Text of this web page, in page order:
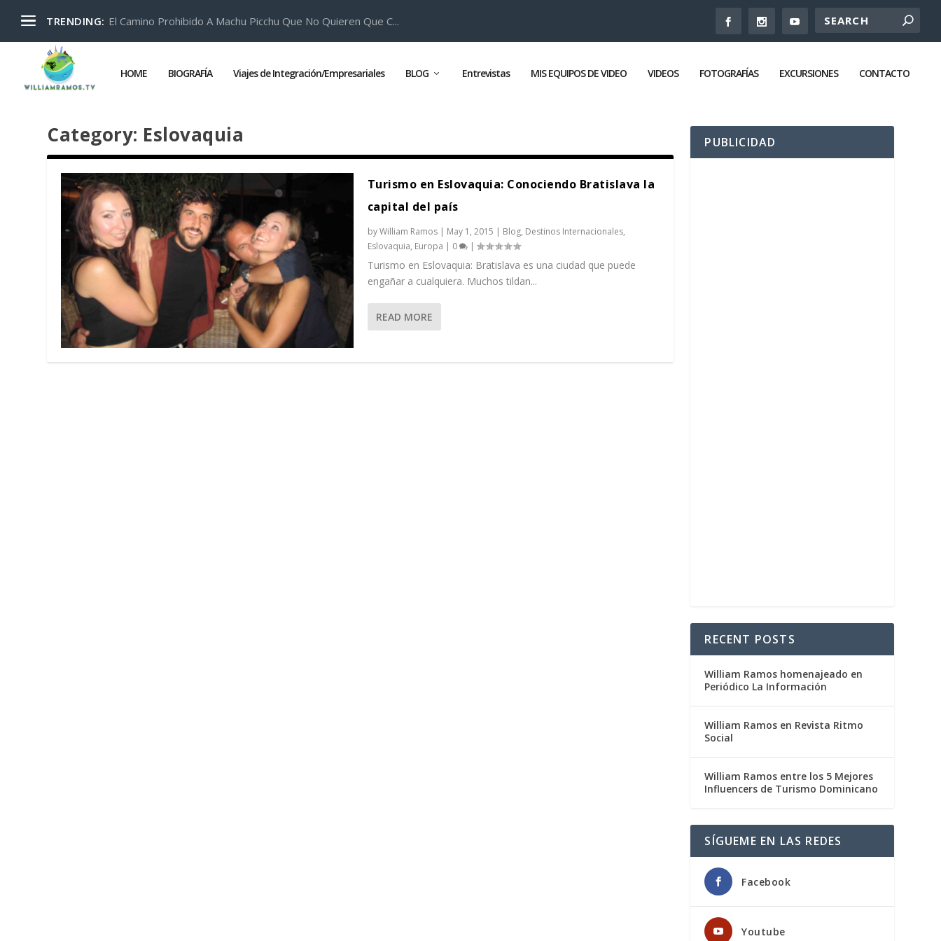
TRENDING: El Camino Prohibido A Machu Picchu Que No Quieren Que C...
HOME BIOGRAFÍA Viajes de Integración/Empresariales BLOG Entrevistas MIS EQUIPOS DE VIDEO VIDEOS FOTOGRAFÍAS EXCURSIONES CONTACTO
Category: Eslovaquia
Turismo en Eslovaquia: Conociendo Bratislava la
capital del país
byWilliam Ramos| May 1, 2015 | Blog, Destinos Internacionales,
Eslovaquia, Europa | 0 |
Turismo en Eslovaquia: Bratislava es una ciudad que puede
engañar a cualquiera. Muchos tildan...
READ MORE
PUBLICIDAD
RECENT POSTS
William Ramos homenajeado en
Periódico La Información
William Ramos en Revista Ritmo
Social
William Ramos entre los 5 Mejores
Influencers de Turismo Dominicano
SÍGUEME EN LAS REDES
Facebook
Youtube